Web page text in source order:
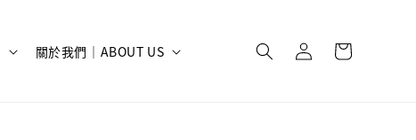
關於我們｜ABOUT US